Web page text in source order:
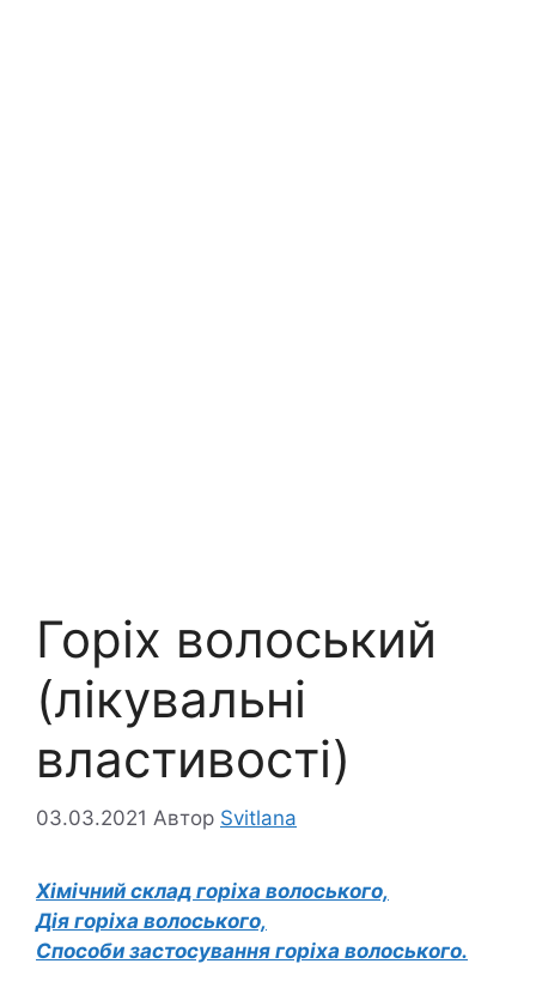
Горіх волоський
(лікувальні
властивості)
03.03.2021 Автор Svitlana
Хімічний склад горіха волоського,
Дія горіха волоського,
Способи застосування горіха волоського.